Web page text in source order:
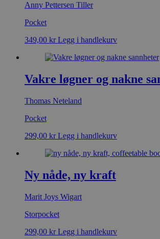
Anny Pettersen Tiller
Pocket
349,00 kr Legg i handlekurv
Vakre løgner og nakne
Thomas Neteland
Pocket
299,00 kr Legg i handlekurv
Ny nåde, ny kraft
Marit Joys Wigart
Storpocket
299,00 kr Legg i handlekurv